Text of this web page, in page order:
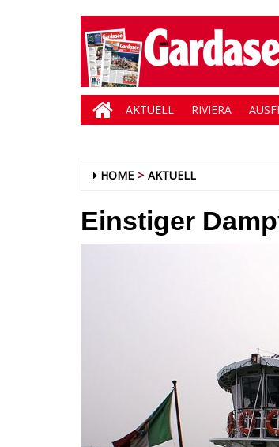
AKTUELL RIVIERA
HOME AKTUELL
Einstiger